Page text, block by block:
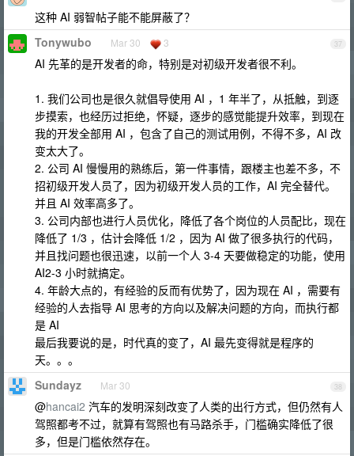
这种 AI 弱智帖子能不能屏蔽了？
37
Tonywubo Mar 30 3
AI 先革的是开发者的命，特别是对初级开发者很不利。
1. 我们公司也是很久就倡导使用 AI ，1 年半了，从抵触，到逐
步摸索，也经历过拒绝，怀疑，逐步的感觉能提升效率，到现在
我的开发全部用 AI ，包含了自己的测试用例，不得不多，AI 改
变太大了。
2. 公司 AI 慢慢用的熟练后，第一件事情，跟楼主也差不多，不
招初级开发人员了，因为初级开发人员的工作，AI 完全替代。
并且 AI 效率高多了。
3. 公司内部也进行人员优化，降低了各个岗位的人员配比，现在
降低了 1/3 ，估计会降低 1/2 ，因为 AI 做了很多执行的代码，
并且找问题也很迅速，以前一个人 3-4 天要做稳定的功能，使用
AI2-3 小时就搞定。
4. 年龄大点的，有经验的反而有优势了，因为现在 AI ，需要有
经验的人去指导 AI 思考的方向以及解决问题的方向，而执行都
是 AI
最后我要说的是，时代真的变了，AI 最先变得就是程序的
天。。。
38
Sundayz Mar 30
@hancai2 汽车的发明深刻改变了人类的出行方式，但仍然有人
驾照都考不过，就算有驾照也有马路杀手，门槛确实降低了很
多，但是门槛依然存在。